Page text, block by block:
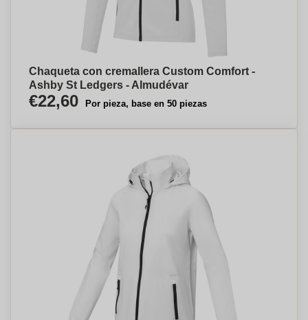
Chaqueta con cremallera Custom Comfort -
Ashby St Ledgers - Almudévar
€22,60 Por pieza, base en 50 piezas